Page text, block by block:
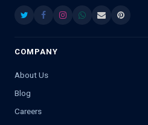
COMPANY
About Us
Blog
Careers